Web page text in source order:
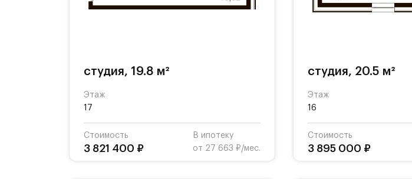
студия, 19.8 м²
Этаж
17
Стоимость
3 821 400 ₽
В ипотеку
от 27 663 ₽/мес.
студия, 20.5 м²
Этаж
16
Стоимость
3 895 000 ₽